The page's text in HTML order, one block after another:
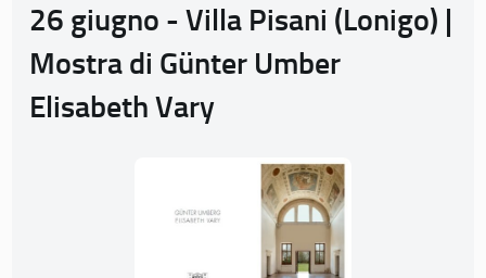
26 giugno - Villa Pisani (Lonigo) |
Mostra di Günter Umber
Elisabeth Vary